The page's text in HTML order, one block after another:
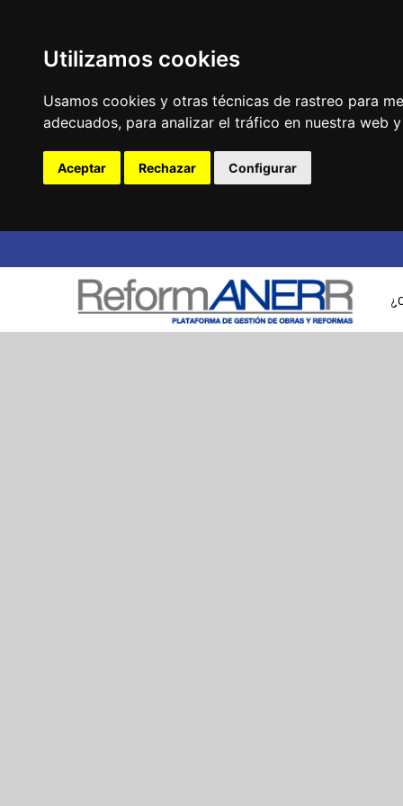
Utilizamos cookies
Usamos cookies y otras técnicas de rastreo para
adecuados, para analizar el tráfico en nuestra web
Aceptar Rechazar Configurar